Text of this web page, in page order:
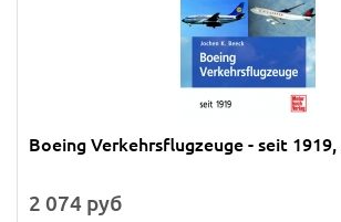
Boeing Verkehrsflugzeuge - seit 1919,
2 074 руб